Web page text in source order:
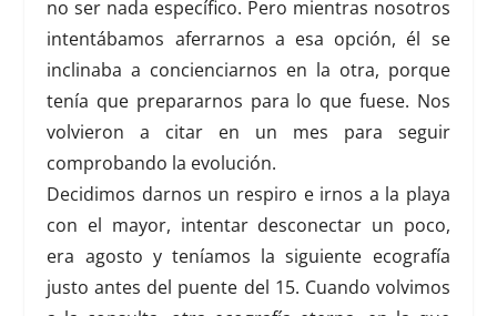
no ser nada específico. Pero mientras nosotros
intentábamos aferrarnos a esa opción, él se
inclinaba a concienciarnos en la otra, porque
tenía que prepararnos para lo que fuese. Nos
volvieron a citar en un mes para seguir
comprobando la evolución.
Decidimos darnos un respiro e irnos a la playa
con el mayor, intentar desconectar un poco,
era agosto y teníamos la siguiente ecografía
justo antes del puente del 15. Cuando volvimos